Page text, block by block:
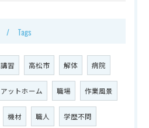
Tags
講習 高松市 解体 病院
アットホーム 職場 作業風景
機材 職人 学歴不問